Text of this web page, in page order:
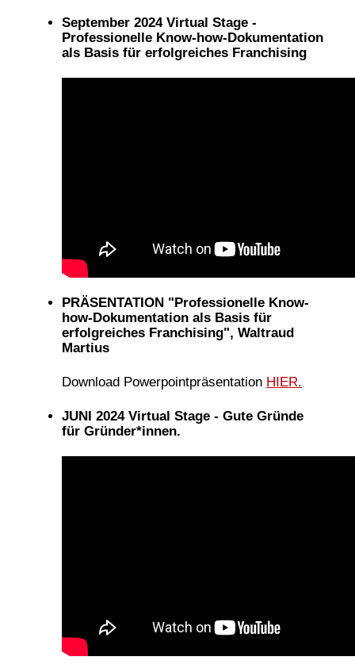
September 2024 Virtual Stage -
Professionelle Know-how-Dokumentation
als Basis für erfolgreiches Franchising
PRÄSENTATION "Professionelle Know-
how-Dokumentation als Basis für
erfolgreiches Franchising", Waltraud
Martius
Download Powerpointpräsentation HIER.
JUNI 2024 Virtual Stage - Gute Gründe
für Gründer*innen.